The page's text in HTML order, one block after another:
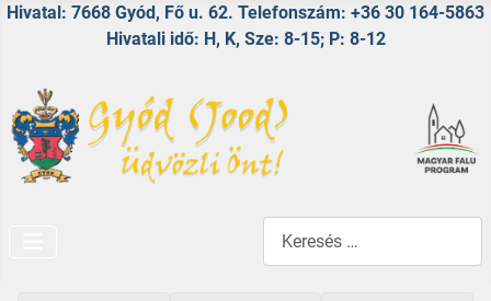
Hivatal: 7668 Gyód, Fő u. 62. Telefonszám: +36 30 164-5863
Hivatali idő: H, K, Sze: 8-15; P: 8-12